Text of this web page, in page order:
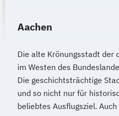
Aachen
Die alte Krönungsstadt der
im Westen des
Die geschichtsträchtige
und so nicht nur für
beliebtes Ausflugsziel.